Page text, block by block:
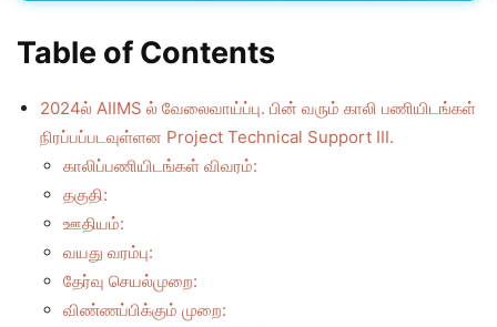
Table of Contents
2024ல் AIIMS ல் வேலைவாய்ப்பு. பின் வரும் காலி பணியிடங்கள்
நிரப்பப்படவுள்ளன Project Technical Support III.
காலிப்பணியிடங்கள் விவரம்:
தகுதி:
ஊதியம்:
வயது வரம்பு:
தேர்வு செயல்முறை:
விண்ணப்பிக்கும் முறை: